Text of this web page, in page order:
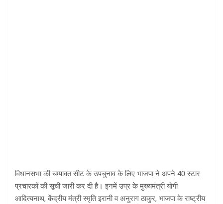
विधानसभा की चम्पावत सीट के उपचुनाव के लिए भाजपा ने अपने 40 स्टार
प्रचारकों की सूची जारी कर दी है। इनमें उप्र के मुख्यमंत्री योगी
आदित्यनाथ, केंद्रीय मंत्री स्मृति इरानी व अनुराग ठाकुर, भाजपा के राष्ट्रीय